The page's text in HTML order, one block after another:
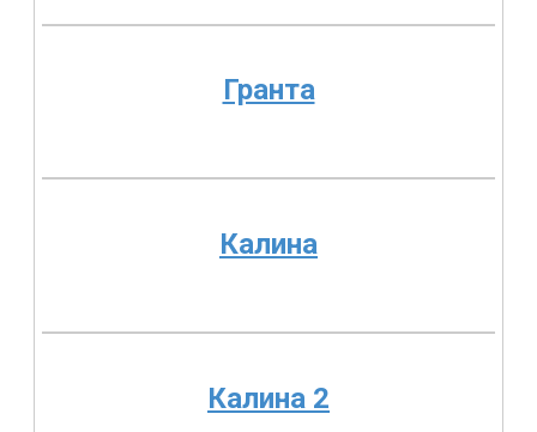
Гранта
Калина
Калина 2